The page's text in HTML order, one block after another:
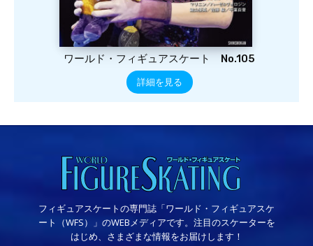
ワールド・フィギュアスケート No.105
詳細を見る
フィギュアスケートの専門誌「ワールド・フィギュアスケ
ート（WFS）」のWEBメディアです。注目のスケーターを
はじめ、さまざまな情報をお届けします！